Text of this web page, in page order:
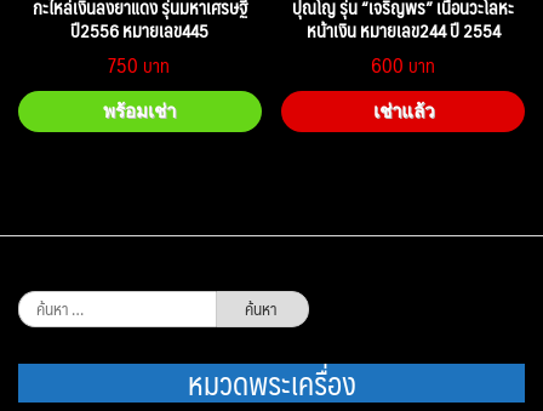
กะไหล่เงินลงยาแดง รุ่นมหาเศรษฐี
ปี2556 หมายเลข445
750
พร้อมเช่า
ปุณโญ รุ่น “เจริญพร” เนื้อนวะโลหะ
หน้าเงิน หมายเลข244 ปี 2554
600
เช่าแล้ว
ค้นหา
สำหรับ:
หมวดพระเครื่อง